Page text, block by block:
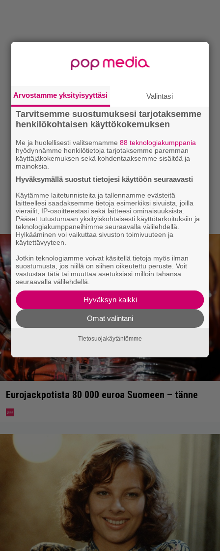
Eurojackpotista 80 000 euroa Suomeen – tänne
Arvostamme yksityisyyttäsi Valintasi
Tarvitsemme suostumuksesi tarjotaksemme
henkilökohtaisen käyttökokemuksen
Me ja huolellisesti valitsemamme88 teknologiakumppania
hyödynnämme henkilötietoja tarjotaksemme paremman
käyttäjäkokemuksen sekä kohdentaaksemme sisältöä ja
mainoksia.
Hyväksymällä suostut tietojesi käyttöön seuraavasti
Käytämme laitetunnisteita ja tallennamme evästeitä
laitteellesi saadaksemme tietoja esimerkiksi sivuista, joilla
vierailit, IP-osoitteestasi sekä laitteesi ominaisuuksista.
Pääset tutustumaan yksityiskohtaisesti käyttötarkoituksiin ja
teknologiakumppaneihimme seuraavalla välilehdellä.
Hylkääminen voi vaikuttaa sivuston toimivuuteen ja
käytettävyyteen.
Jotkin teknologiamme voivat käsitellä tietoja myös ilman
suostumusta, jos niillä on siihen oikeutettu peruste. Voit
vastustaa tätä tai muuttaa asetuksiasi milloin tahansa
seuraavalla välilehdellä.
Hyväksyn kaikki
Omat valintani
Tietosuojakäytäntömme